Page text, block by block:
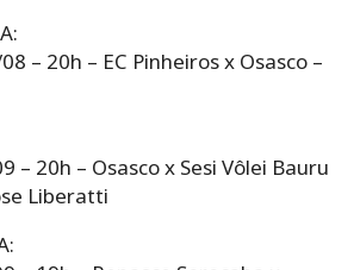
– 20h – EC Pinheiros x Osasco –
– 20h – Osasco x Sesi Vôlei Bauru
Liberatti